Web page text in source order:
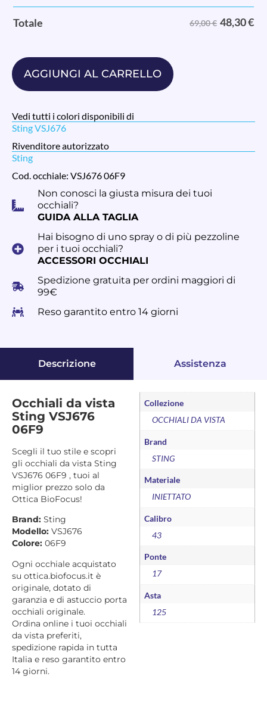
Totale 69,00 € 48,30€
AGGIUNGI AL CARRELLO
Vedi tutti i colori disponibili di
Sting VSJ676
Rivenditore autorizzato
Sting
Cod. occhiale: VSJ676 06F9
Non conosci la giusta misura dei tuoi
occhiali?
GUIDA ALLA TAGLIA
Hai bisogno di uno spray o di più pezzoline
per i tuoi occhiali?
ACCESSORI OCCHIALI
Spedizione gratuita per ordini maggiori di
99€
Reso garantito entro 14 giorni
Descrizione Assistenza
Occhiali da vista
Sting VSJ676
06F9
Scegli il tuo stile e scopri
gli occhiali da vista Sting
VSJ676 06F9 , tuoi al
miglior prezzo solo da
Ottica BioFocus!
Brand: Sting
Modello: VSJ676
Colore: 06F9
Ogni occhiale acquistato
su ottica.biofocus.it è
originale, dotato di
garanzia e di astuccio porta
occhiali originale.
Ordina online i tuoi occhiali
da vista preferiti,
spedizione rapida in tutta
Italia e reso garantito entro
14 giorni.
Collezione
OCCHIALI DA VISTA
Brand
STING
Materiale
INIETTATO
Calibro
43
Ponte
17
Asta
125